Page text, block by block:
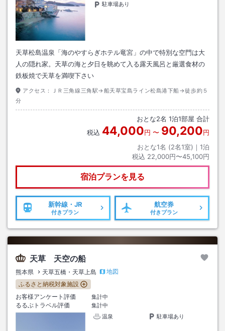
駐車場あり
天草松島温泉「海のやすらぎホテル竜宮」の中で特別な空門は大
人の隠れ家。天草の海と夕日を眺めて入る露天風呂と厳選食材の
鉄板焼で天草を満喫下さい
アクセス：
ＪＲ三角線三角駅→船天草宝島ライン松島港下船→徒歩約５
分
おとな2名 1泊1部屋 合計
税込 44,000円 〜 90,200円
おとな1名 (2名1室)｜ 1泊
税込 22,000円〜45,100円
宿泊プランを見る
新幹線・JR
付きプラン
航空券
付きプラン
天草 天空の船
熊本県 天草五橋・天草上島
地図
ふるさと納税対象施設
お客様アンケート評価
集計中
るるぶトラベル評価
集計中
温泉
駐車場あり